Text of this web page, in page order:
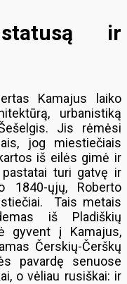
ir
Kamajus laiko
urbanistiką
Jis rėmėsi
jog miestiečiais
iš eilės gimė ir
turi gatvę ir
1840-ųjų, Roberto
Tais metais
iš Pladiškių
gyvent į Kamajus,
Čerskių-Čerškų
pavardę senuose
o vėliau rusiškai: ir